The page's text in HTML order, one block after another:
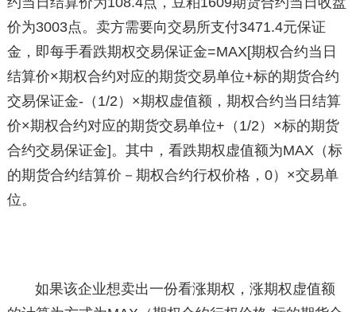
价为3003点。卖方需要向交易所支付3471.4元保证
金，即每手看跌期权交易保证金=MAX[期权合约当日
结算价×期权合约对应的期货交易单位+标的期货合约
交易保证金-（1/2）×期权虚值额，期权合约当日结算
价×期权合约对应的期货交易单位+（1/2）×标的期货
合约交易保证金]。其中，看跌期权虚值额为MAX（标
的期货合约结算价－期权合约行权价格，0）×交易单
位。
如果该企业想卖出一份看涨期权，涨期权虚值额